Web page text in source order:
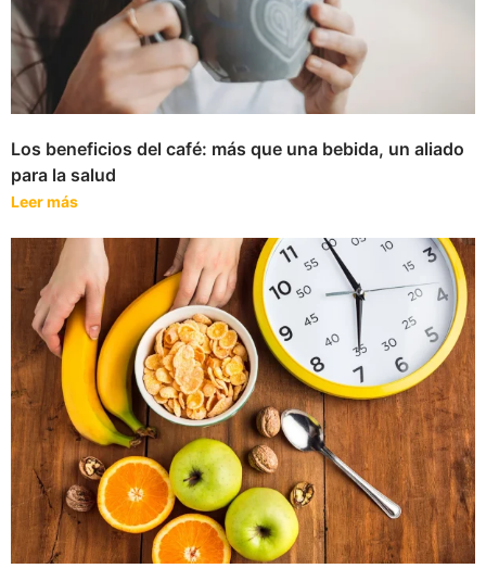
Los beneficios del café: más que una bebida, un aliado
para la salud
Leer más